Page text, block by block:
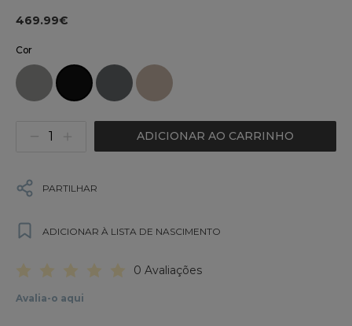
469.99€
Cor
ADICIONAR AO CARRINHO
PARTILHAR
ADICIONAR À LISTA DE NASCIMENTO
0 Avaliações
Avalia-o aqui